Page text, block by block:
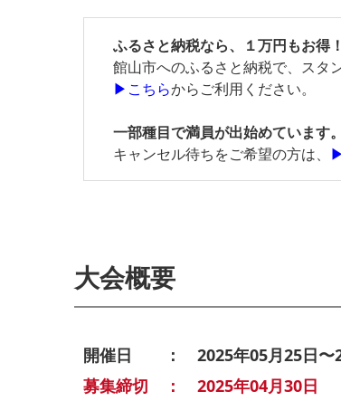
ふるさと納税なら、１万円もお得！
館山市へのふるさと納税で、スタ
▶こちらからご利用ください。
一部種目で満員が出始めています。
キャンセル待ちをご希望の方は、
大会概要
開催日 ： 2025年05月25日〜
募集締切 ： 2025年04月30日